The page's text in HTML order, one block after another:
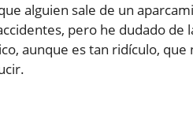
alguien sale de un
pero he dudado de
aunque es tan ridículo,